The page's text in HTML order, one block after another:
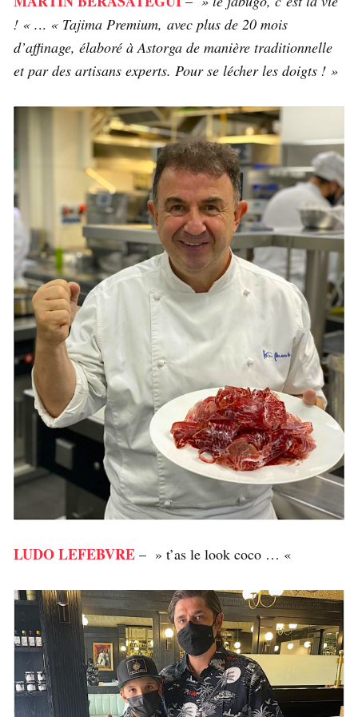
! « ... « Tajima Premium, avec plus de 20 mois
d’affinage, élaboré à Astorga de manière traditionnelle
et par des artisans experts. Pour se lécher les doigts ! »
LUDO LEFEBVRE – » t’as le look coco … «